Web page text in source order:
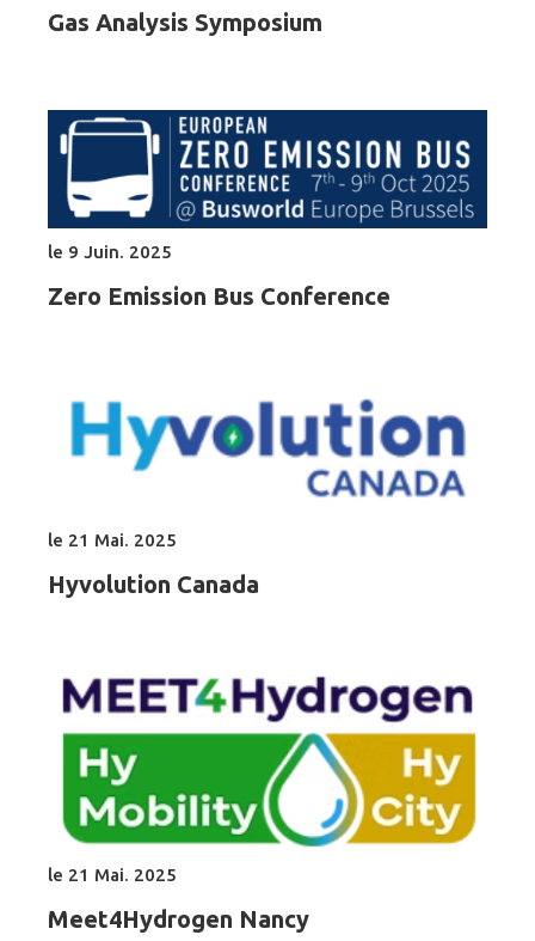
Gas Analysis Symposium
le 9 Juin. 2025
Zero Emission Bus Conference
le 21 Mai. 2025
Hyvolution Canada
le 21 Mai. 2025
Meet4Hydrogen Nancy